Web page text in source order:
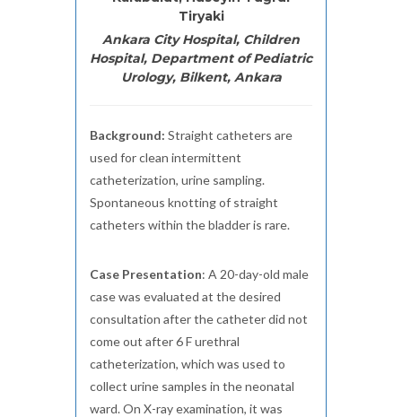
Tiryaki
Ankara City Hospital, Children
Hospital, Department of Pediatric
Urology, Bilkent, Ankara
Background: Straight catheters are
used for clean intermittent
catheterization, urine sampling.
Spontaneous knotting of straight
catheters within the bladder is rare.
Case Presentation: A 20-day-old male
case was evaluated at the desired
consultation after the catheter did not
come out after 6 F urethral
catheterization, which was used to
collect urine samples in the neonatal
ward. On X-ray examination, it was